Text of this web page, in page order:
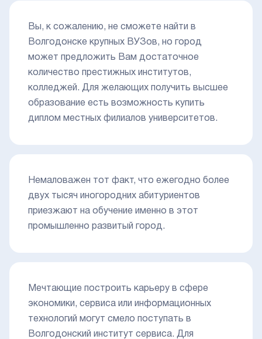
Вы, к сожалению, не сможете найти в
Волгодонске крупных ВУЗов, но город
может предложить Вам достаточное
количество престижных институтов,
колледжей. Для желающих получить высшее
образование есть возможность купить
диплом местных филиалов университетов.
Немаловажен тот факт, что ежегодно более
двух тысяч иногородних абитуриентов
приезжают на обучение именно в этот
промышленно развитый город.
Мечтающие построить карьеру в сфере
экономики, сервиса или информационных
технологий могут смело поступать в
Волгодонский институт сервиса. Для